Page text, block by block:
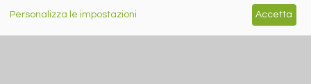
SERVIZI
Personalizza le impostazioni Accetta